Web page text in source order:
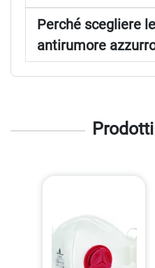
Perché scegliere
antirumore